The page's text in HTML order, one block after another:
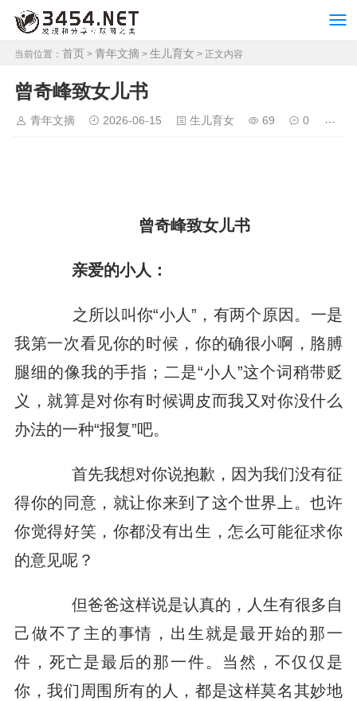
当前位置： 首页 > 青年文摘 > 生儿育女 > 正文内容
曾奇峰致女儿书
青年文摘 2026-06-15 生儿育女 69 0
曾奇峰致女儿书
亲爱的小人：
之所以叫你“小人”，有两个原因。一是
我第一次看见你的时候，你的确很小啊，胳膊
腿细的像我的手指；二是“小人”这个词稍带贬
义，就算是对你有时候调皮而我又对你没什么
办法的一种“报复”吧。
首先我想对你说抱歉，因为我们没有征
得你的同意，就让你来到了这个世界上。也许
你觉得好笑，你都没有出生，怎么可能征求你
的意见呢？
但爸爸这样说是认真的，人生有很多自
己做不了主的事情，出生就是最开始的那一
件，死亡是最后的那一件。当然，不仅仅是
你，我们周围所有的人，都是这样莫名其妙地